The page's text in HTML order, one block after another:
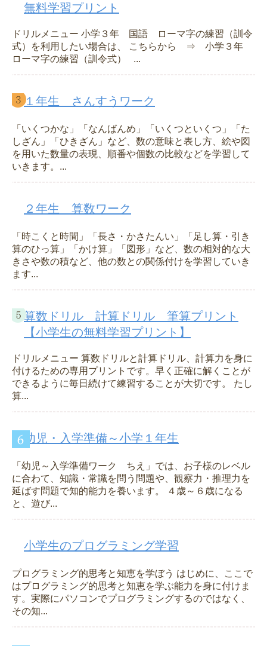
無料学習プリント
ドリルメニュー 小学３年 国語 ローマ字の練習（訓令
式）を利用したい場合は、 こちらから ⇒ 小学３年
ローマ字の練習（訓令式） ...
１年生 さんすうワーク
「いくつかな」「なんばんめ」「いくつといくつ」「た
しざん」「ひきざん」など、数の意味と表し方、絵や図
を用いた数量の表現、順番や個数の比較などを学習して
いきます。...
２年生 算数ワーク
「時こくと時間」「長さ・かさたんい」「足し算・引き
算のひっ算」「かけ算」「図形」など、数の相対的な大
きさや数の積など、他の数との関係付けを学習していき
ます...
算数ドリル 計算ドリル 筆算プリント
【小学生の無料学習プリント】
ドリルメニュー 算数ドリルと計算ドリル、計算力を身に
付けるための専用プリントです。早く正確に解くことが
できるように毎日続けて練習することが大切です。 たし
算...
幼児・入学準備～小学１年生
「幼児～入学準備ワーク ちえ」では、お子様のレベル
に合わて、知識・常識を問う問題や、観察力・推理力を
延ばす問題で知的能力を養います。 ４歳～６歳になる
と、遊び...
小学生のプログラミング学習
プログラミング的思考と知恵を学ぼう はじめに、ここで
はプログラミング的思考と知恵を学ぶ能力を身に付けま
す。実際にパソコンでプログラミングするのではなく、
その知...